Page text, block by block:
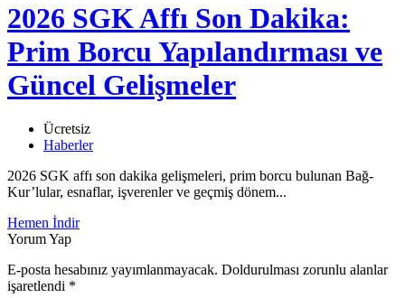
2026 SGK Affı Son Dakika:
Prim Borcu Yapılandırması ve
Güncel Gelişmeler
Ücretsiz
Haberler
2026 SGK affı son dakika gelişmeleri, prim borcu bulunan Bağ-
Kur’lular, esnaflar, işverenler ve geçmiş dönem...
Hemen İndir
Yorum Yap
E-posta hesabınız yayımlanmayacak. Doldurulması zorunlu alanlar
işaretlendi *